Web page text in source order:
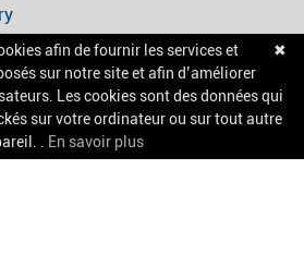
marchetti.com
✖
afin de fournir les services et
sur notre site et afin d’améliorer
Les cookies sont des données qui
sur votre ordinateur ou sur tout autre
.
En savoir plus